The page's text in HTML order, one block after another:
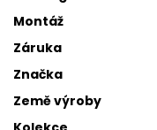
Montáž
Záruka
Značka
Země výroby